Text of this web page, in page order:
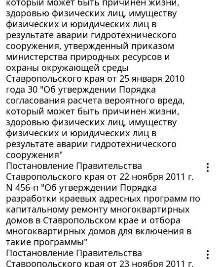
здоровью физических лиц, имуществу
физических и юридических лиц в
результате аварии гидротехнического
сооружения, утвержденный приказом
министерства природных ресурсов и
охраны окружающей среды
Ставропольского края от 25 января 2010
года 30 "Об утверждении Порядка
согласования расчета вероятного вреда,
который может быть причинен жизни,
здоровью физических лиц, имуществу
физических и юридических лиц в
результате аварии гидротехнического
сооружения"
Постановление Правительства
Ставропольского края от 22 ноября 2011 г.
N 456-п "Об утверждении Порядка
разработки краевых адресных программ по
капитальному ремонту многоквартирных
домов в Ставропольском крае и отбора
многоквартирных домов для включения в
такие программы"
Постановление Правительства
Ставропольского края от 23 ноября 2011 г.